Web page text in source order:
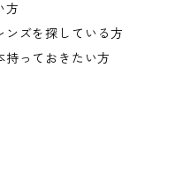
方
ンズを探している方
持っておきたい方